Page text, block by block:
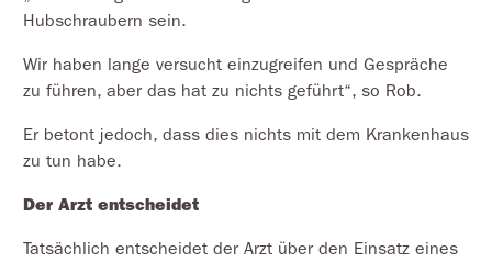
Hubschraubern sein.
Wir haben lange versucht einzugreifen und Gespräche
zu führen, aber das hat zu nichts geführt“, so Rob.
Er betont jedoch, dass dies nichts mit dem Krankenhaus
zu tun habe.
Der Arzt entscheidet
Tatsächlich entscheidet der Arzt über den Einsatz eines